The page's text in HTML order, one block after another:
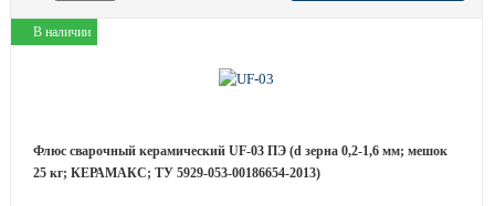
В наличии
Флюс сварочный керамический UF-03 ПЭ (d зерна 0,2-1,6 мм; мешок
25 кг; КЕРАМАКС; ТУ 5929-053-00186654-2013)